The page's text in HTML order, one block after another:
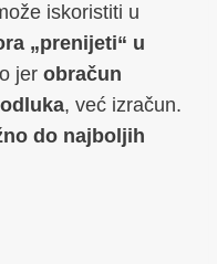
iskoristiti u
„prenijeti“ u
jer obračun
, već izračun.
do najboljih